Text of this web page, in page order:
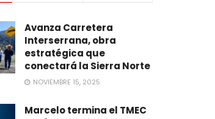
Avanza Carretera
Interserrana, obra
estratégica que
conectará la Sierra Norte
NOVIEMBRE 15, 2025
Marcelo termina el TMEC